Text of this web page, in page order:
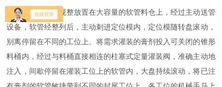
把待灌装的软管规整放置在大容量的软管料仓上，经过主动送管
设备，软管经整列后，主动刺进定位模内，定位模随转盘滚动，
别离停留在不同的工位上。将需求灌装的膏剂投入可关闭的锥形
料桶内，经过与料桶直接相连的柱塞式定量灌装阀，准确主动地
注入，间歇停留在灌装工位上的软管内，大盘持续滚动，将已注